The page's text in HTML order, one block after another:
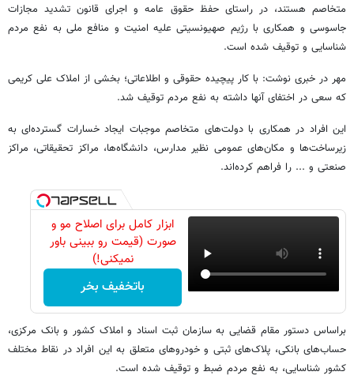
متخاصم هستند، در راستای حفظ حقوق عامه و اجرای قانون تشدید مجازات
جاسوسی و همکاری با رژیم صهیونسیتی علیه امنیت و منافع ملی به نفع مردم
شناسایی و توقیف شده است.
مهر در خبری نوشت: با کار پیچیده حقوقی و اطلاعاتی؛ بخشی از املاک علی کریمی
که سعی در اختفای آنها داشته به نفع مردم توقیف شد.
این افراد در همکاری با دولت‌های متخاصم موجبات ایجاد خسارات گسترده‌ای به
زیرساخت‌ها و مکان‌های عمومی نظیر مدارس، دانشگاه‌ها، مراکز تحقیقاتی، مراکز
صنعتی و ... را فراهم کرده‌اند.
ابزار کامل برای اصلاح مو و
صورت (قیمت رو ببینی باور
نمیکنی!)
باتخفیف بخر
براساس دستور مقام قضایی به سازمان ثبت اسناد و املاک کشور و بانک مرکزی،
حساب‌های بانکی، پلاک‌های ثبتی و خودروهای متعلق به این افراد در نقاط مختلف
کشور شناسایی، به نفع مردم ضبط و توقیف شده است.